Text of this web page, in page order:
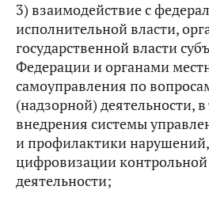
3) взаимодействие с
исполнительной власти,
государственной власти
Федерации и органами
самоуправления по
(надзорной) деятельности,
внедрения системы
и профилактики
цифровизации
деятельности;